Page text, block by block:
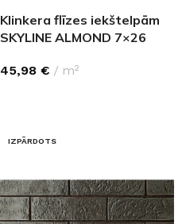
Klinkera flīzes iekštelpām
SKYLINE ALMOND 7×26
45,98 € m²
IZPĀRDOTS